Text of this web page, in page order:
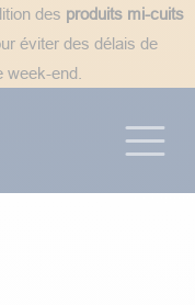
des produits mi-cuits
éviter des délais de
end.